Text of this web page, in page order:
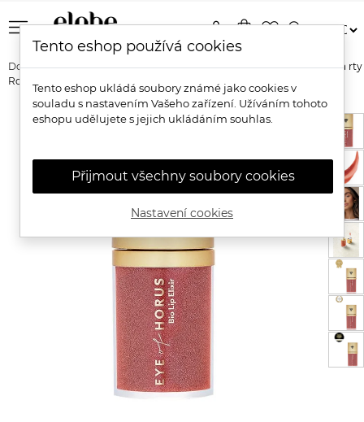
menu shopping_bagfavorite_bordersearch
person
Domů Značky Eye of Horus
Eye of Horus Bio Pečující elixír na rty
Rose
Tento eshop používá cookies
Tento eshop ukládá soubory známé jako cookies v
souladu s nastavením Vašeho zařízení. Užíváním tohoto
eshopu udělujete s jejich ukládáním souhlas.
Přijmout všechny soubory cookies
Nastavení cookies